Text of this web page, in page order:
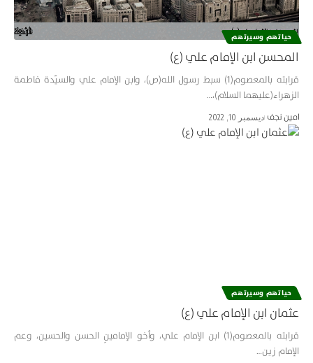
حياتهم وسيرتهم
المحسن ابن الإمام علي (ع)
قرابته بالمعصوم(1) سبط رسول الله(ص)، وابن الإمام علي والسيّدة فاطمة
الزهراء(عليهما السلام)،…
امین نجف ديسمبر 10, 2022
حياتهم وسيرتهم
عثمان ابن الإمام علي (ع)
قرابته بالمعصوم(1) ابن الإمام علي، وأخو الإمامينِ الحسن والحسين، وعم
الإمام زين…